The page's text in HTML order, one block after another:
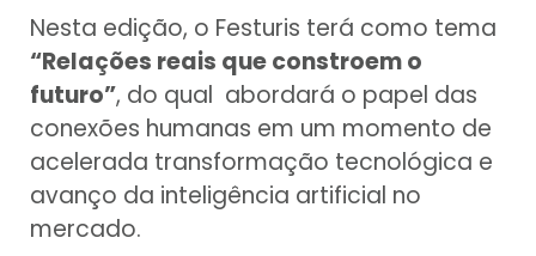
Nesta edição, o Festuris terá como tema
“Relações reais que constroem o
futuro”, do qual abordará o papel das
conexões humanas em um momento de
acelerada transformação tecnológica e
avanço da inteligência artificial no
mercado.